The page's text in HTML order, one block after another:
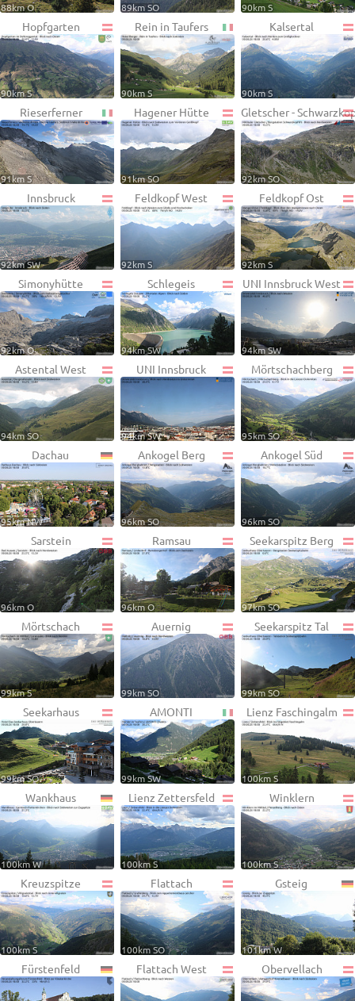
88km O 89km SO 90km S
Hopfgarten
90km S
Rein in Taufers
90km S
Kalsertal
90km S
Rieserferner
91km S
Hagener Hütte
91km SO
Gletscher -
92km SO
Innsbruck
92km SW
Feldkopf West
92km S
Feldkopf Ost
92km S
Simonyhütte
92km O
Schlegeis
94km SW
UNI Innsbruck West
94km SW
Astental West
94km SO
UNI Innsbruck
94km SW
Mörtschachberg
95km SO
Dachau
95km NW
Ankogel Berg
96km SO
Ankogel Süd
96km SO
Sarstein
96km O
Ramsau
96km O
Seekarspitz Berg
97km SO
Mörtschach
99km S
Auernig
99km SO
Seekarspitz Tal
99km SO
Seekarhaus
99km SO
AMONTI
99km SW
Lienz Faschingalm
100km S
Wankhaus
100km W
Lienz Zettersfeld
100km S
Winklern
100km S
Kreuzspitze
100km S
Flattach
100km SO
Gsteig
101km W
Fürstenfeld Flattach West Obervellach